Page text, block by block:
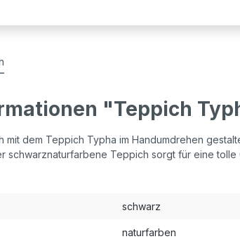
"Teppich
mit dem Teppich Typha im Handumdrehen
schwarznaturfarbene Teppich sorgt für eine
schwarz
naturfarben